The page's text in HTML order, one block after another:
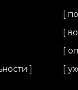
]
[
[
[
[